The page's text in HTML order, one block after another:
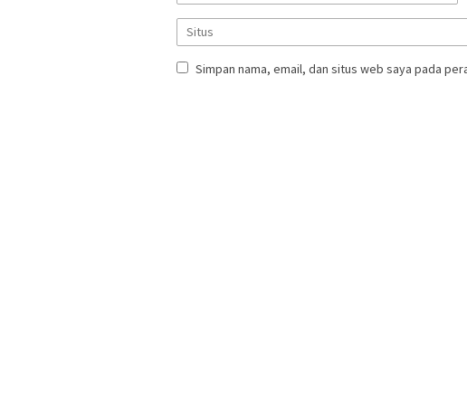
Simpan nama, email, dan situs web saya pada